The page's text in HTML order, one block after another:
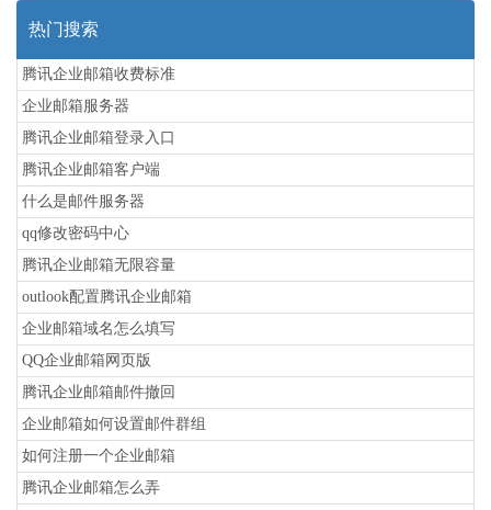
热门搜索
腾讯企业邮箱收费标准
企业邮箱服务器
腾讯企业邮箱登录入口
腾讯企业邮箱客户端
什么是邮件服务器
qq修改密码中心
腾讯企业邮箱无限容量
outlook配置腾讯企业邮箱
企业邮箱域名怎么填写
QQ企业邮箱网页版
腾讯企业邮箱邮件撤回
企业邮箱如何设置邮件群组
如何注册一个企业邮箱
腾讯企业邮箱怎么弄